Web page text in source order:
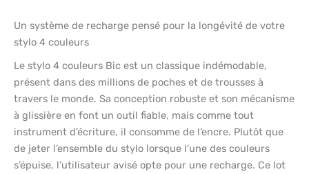
Un système de recharge pensé pour la longévité de votre
stylo 4 couleurs
Le stylo 4 couleurs Bic est un classique indémodable,
présent dans des millions de poches et de trousses à
travers le monde. Sa conception robuste et son mécanisme
à glissière en font un outil fiable, mais comme tout
instrument d’écriture, il consomme de l’encre. Plutôt que
de jeter l’ensemble du stylo lorsque l’une des couleurs
s’épuise, l’utilisateur avisé opte pour une recharge. Ce lot